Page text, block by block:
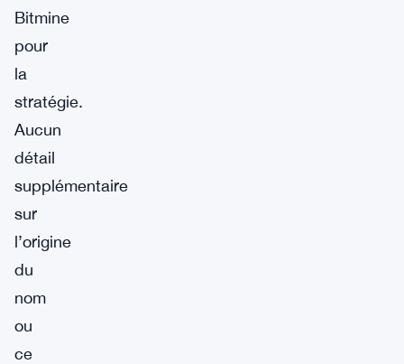
Bitmine
pour
la
stratégie.
Aucun
détail
supplémentaire
sur
l’origine
du
nom
ou
ce